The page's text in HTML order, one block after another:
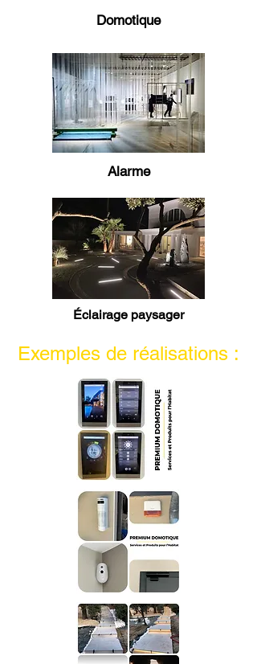
Domotique
Alarme
Éclairage paysager
Exemples de réalisations :